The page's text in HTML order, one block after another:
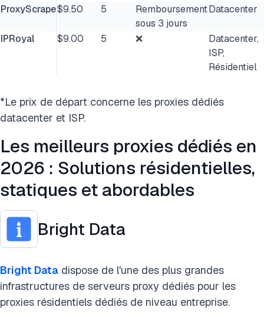
ProxyScrape$9.50 5
Remboursement
sous 3 jours
Datacenter
IPRoyal $9.00 5 ❌
Datacenter,
ISP,
Résidentiel
*Le prix de départ concerne les proxies dédiés
datacenter et ISP.
Les meilleurs proxies dédiés en
2026 : Solutions résidentielles,
statiques et abordables
Bright Data
Bright Data dispose de l'une des plus grandes
infrastructures de serveurs proxy dédiés pour les
proxies résidentiels dédiés de niveau entreprise.